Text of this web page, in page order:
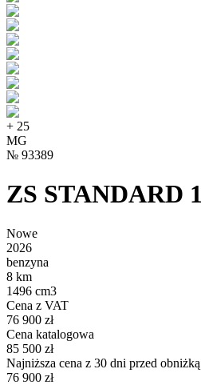
+ 25
MG
№ 93389
ZS STANDARD
Nowe
2026
benzyna
8 km
1496 cm3
Cena z VAT
76 900 zł
Cena katalogowa
85 500 zł
Najniższa cena z 30 dni przed obniżką
76 900 zł